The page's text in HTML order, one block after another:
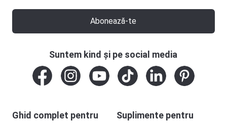
Abonează-te
Ghid complet pentru
Suplimente pentru
Suntem kind și pe social media